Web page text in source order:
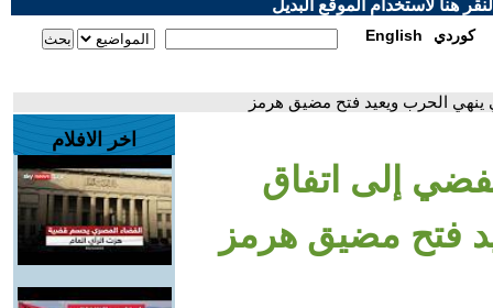
هنا لاستخدام الموقع البديل
English كوردي
ينهي الحرب ويعيد فتح مضيق هرمز
إلى اتفاق
فتح مضيق هرمز
اخر الافلام